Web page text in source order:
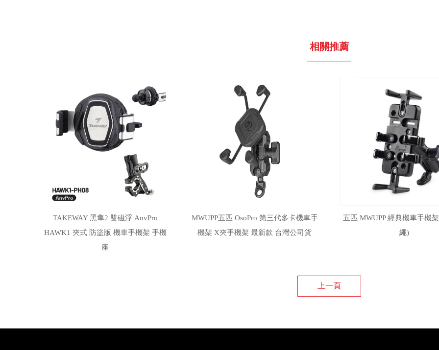
TAKEWAY 黑隼2 雙磁浮 AnvPro
HAWK1 夾式 防盜版 機車手機架 手機
座
MWUPP五匹 OsoPro 第三代多卡機車手
機架 X夾手機架 最新款 台灣公司貨
五匹 MWUPP 經典機車手機
繩)
上一頁